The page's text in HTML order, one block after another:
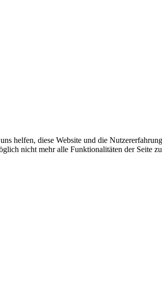
helfen, diese Website und die
nicht mehr alle Funktionalitäten der Seite